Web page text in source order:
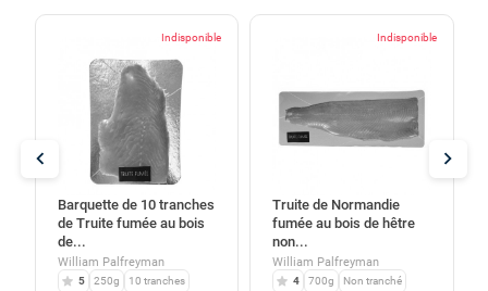
Indisponible
Barquette de 10 tranches
de Truite fumée au bois
de...
William Palfreyman
5 250g 10 tranches
Indisponible
Truite de Normandie
fumée au bois de hêtre
non...
William Palfreyman
4 700g Non tranché
chevron_left chevron_right